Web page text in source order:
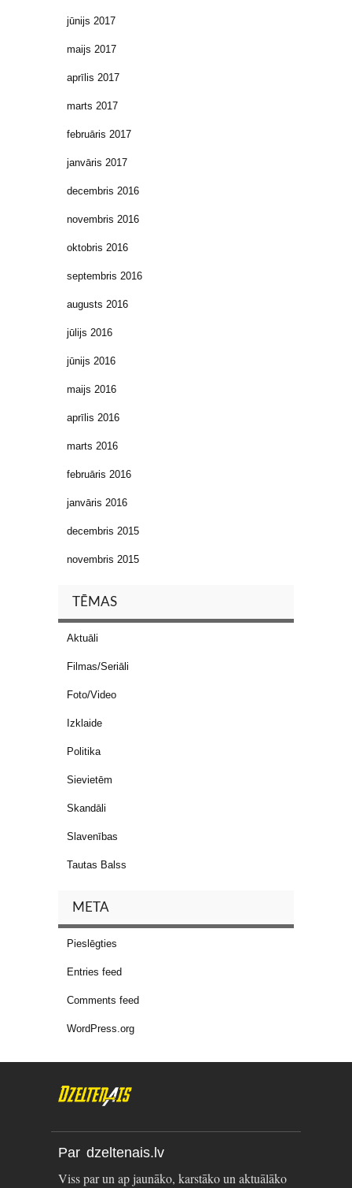
jūnijs 2017
maijs 2017
aprīlis 2017
marts 2017
februāris 2017
janvāris 2017
decembris 2016
novembris 2016
oktobris 2016
septembris 2016
augusts 2016
jūlijs 2016
jūnijs 2016
maijs 2016
aprīlis 2016
marts 2016
februāris 2016
janvāris 2016
decembris 2015
novembris 2015
TĒMAS
Aktuāli
Filmas/Seriāli
Foto/Video
Izklaide
Politika
Sievietēm
Skandāli
Slavenības
Tautas Balss
META
Pieslēgties
Entries feed
Comments feed
WordPress.org
Par dzeltenais.lv
Viss par un ap jaunāko, karstāko un aktuālāko